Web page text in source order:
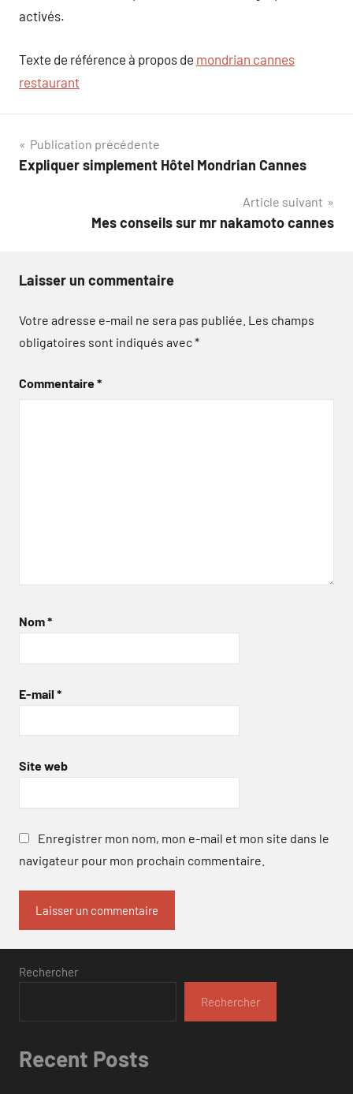
activés.
Texte de référence à propos de mondrian cannes
restaurant
Navigation
de
Publication précédente
Expliquer simplement Hôtel Mondrian Cannes
Article suivant
Mes conseils sur mr nakamoto cannes
Laisser un commentaire
Votre adresse e-mail ne sera pas publiée. Les champs
obligatoires sont indiqués avec*
Commentaire*
Nom*
E-mail *
Site web
Enregistrer mon nom, mon e-mail et mon site dans le
navigateur pour mon prochain commentaire.
Rechercher
Rechercher
Recent Posts